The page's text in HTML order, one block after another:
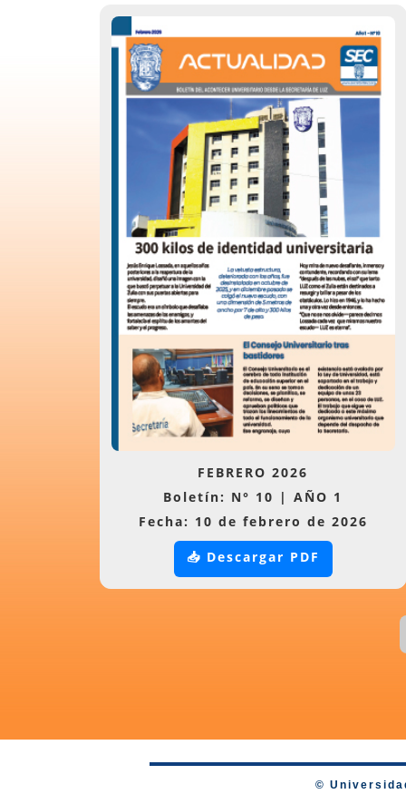
FEBRERO 2026
Boletín: N° 10 | AÑO 1
Fecha: 10 de febrero de 2026
📥 Descargar PDF
©